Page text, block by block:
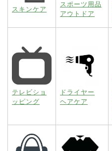
スキンケア
スポーツ用品
アウトドア
テレビショ
ッピング
ドライヤー
ヘアケア